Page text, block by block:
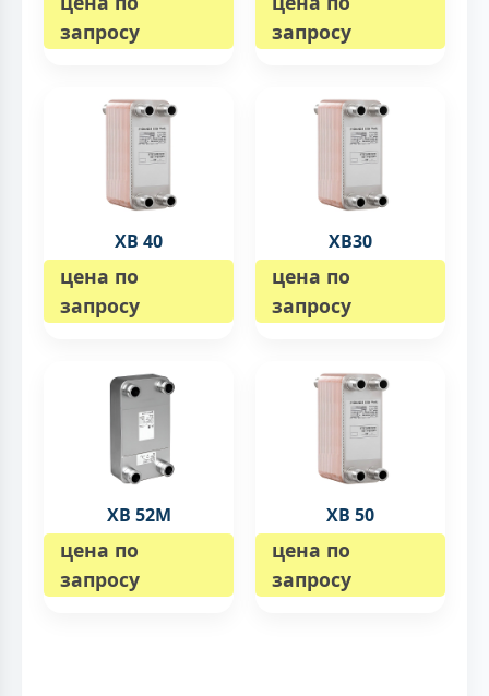
запросу
запросу
XB 40
цена по
запросу
XB30
цена по
запросу
XB 52M
цена по
запросу
XB 50
цена по
запросу